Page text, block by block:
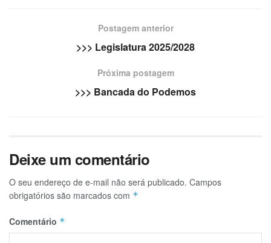
Postagem anterior
>>> Legislatura 2025/2028
Próxima postagem
>>> Bancada do Podemos
Deixe um comentário
O seu endereço de e-mail não será publicado. Campos
obrigatórios são marcados com *
Comentário *